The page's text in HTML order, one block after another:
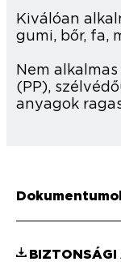
Kiválóan
gumi, bőr, fa,
Nem
(PP),
anyagok